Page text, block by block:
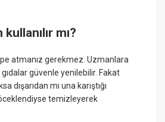
mı?
atmanız gerekmez. Uzmanlara
güvenle yenilebilir. Fakat
dışarıdan mı una karıştığı
temizleyerek